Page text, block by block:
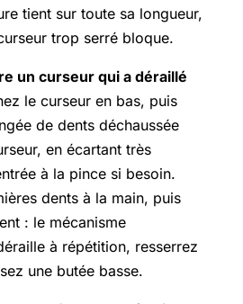
tient sur toute sa longueur,
trop serré bloque.
un curseur qui a déraillé
le curseur en bas, puis
de dents déchaussée
en écartant très
à la pince si besoin.
dents à la main, puis
: le mécanisme
à répétition, resserrez
une butée basse.